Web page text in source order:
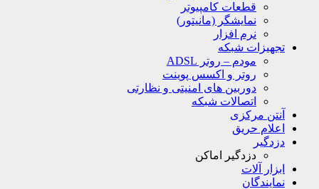
قطعات کامپیوتر
نمایشگر (مانیتور)
نرم افزار
تجهیزات شبکه
مودم – روتر ADSL
روتر و اکسس پوینت
دوربین های امنیتی و نظارتی
اتصالات شبکه
آنتن مرکزی
اعلام حریق
دزدگیر
دزدگیر اماکن
ابزار آلات
نمایندگان